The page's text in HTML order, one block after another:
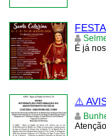
É já
⚠️